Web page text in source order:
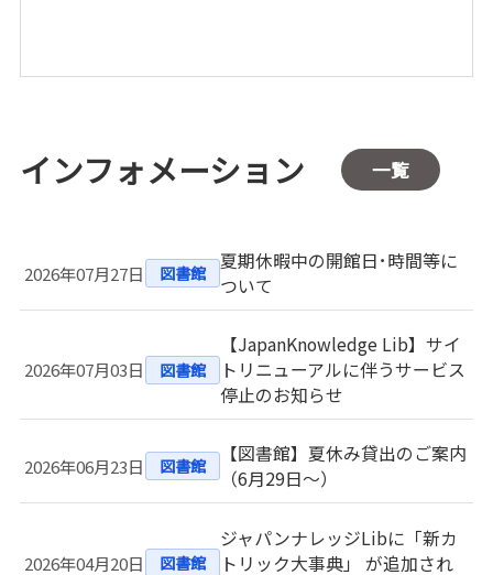
インフォメーション 一覧
2026年07月27日 図書館
夏期休暇中の開館日･時間等に
ついて
2026年07月03日 図書館
【JapanKnowledge Lib】サイ
トリニューアルに伴うサービス
停止のお知らせ
2026年06月23日 図書館
【図書館】夏休み貸出のご案内
（6月29日～）
2026年04月20日 図書館
ジャパンナレッジLibに「新カ
トリック大事典」 が追加され